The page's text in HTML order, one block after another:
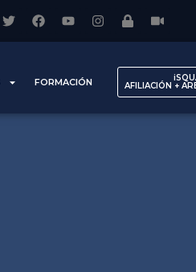
FORMACIÓN AFILIACIÓN +